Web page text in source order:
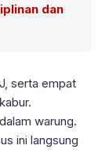
dan
serta empat
warung.
ini langsung